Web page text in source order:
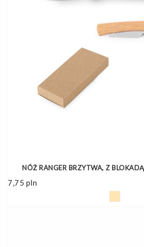
NÓŻ RANGER BRZYTWA, Z
7,75 pln